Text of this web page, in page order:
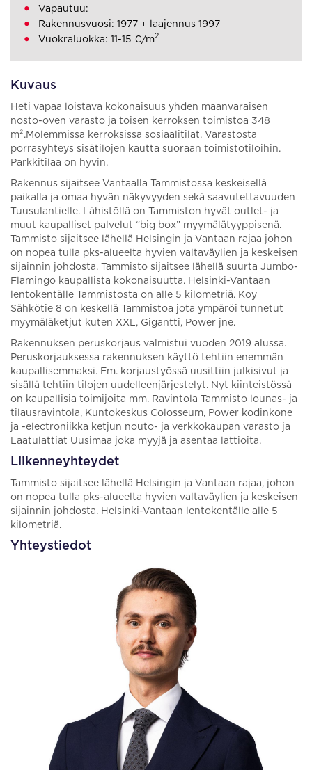
Kuvaus
Heti vapaa loistava kokonaisuus yhden maanvaraisen
nosto-oven varasto ja toisen kerroksen toimistoa 348
m².Molemmissa kerroksissa sosiaalitilat. Varastosta
porrasyhteys sisätilojen kautta suoraan toimistotiloihin.
Parkkitilaa on hyvin.
Rakennus sijaitsee Vantaalla Tammistossa keskeisellä
paikalla ja omaa hyvän näkyvyyden sekä saavutettavuuden
Tuusulantielle. Lähistöllä on Tammiston hyvät outlet- ja
muut kaupalliset palvelut “big box” myymälätyyppisenä.
Tammisto sijaitsee lähellä Helsingin ja Vantaan rajaa johon
on nopea tulla pks-alueelta hyvien valtaväylien ja keskeisen
sijainnin johdosta. Tammisto sijaitsee lähellä suurta Jumbo-
Flamingo kaupallista kokonaisuutta. Helsinki-Vantaan
lentokentälle Tammistosta on alle 5 kilometriä. Koy
Sähkötie 8 on keskellä Tammistoa jota ympäröi tunnetut
myymäläketjut kuten XXL, Gigantti, Power jne.
Rakennuksen peruskorjaus valmistui vuoden 2019 alussa.
Peruskorjauksessa rakennuksen käyttö tehtiin enemmän
kaupallisemmaksi. Em. korjaustyössä uusittiin julkisivut ja
sisällä tehtiin tilojen uudelleenjärjestelyt. Nyt kiinteistössä
on kaupallisia toimijoita mm. Ravintola Tammisto lounas- ja
tilausravintola, Kuntokeskus Colosseum, Power kodinkone
ja -electroniikka ketjun nouto- ja verkkokaupan varasto ja
Laatulattiat Uusimaa joka myyjä ja asentaa lattioita.
Liikenneyhteydet
Tammisto sijaitsee lähellä Helsingin ja Vantaan rajaa, johon
on nopea tulla pks-alueelta hyvien valtaväylien ja keskeisen
sijainnin johdosta. Helsinki-Vantaan lentokentälle alle 5
kilometriä.
Yhteystiedot
Vapautuu:
Rakennusvuosi: 1977 + laajennus 1997
Vuokraluokka: 11-15 €/m2